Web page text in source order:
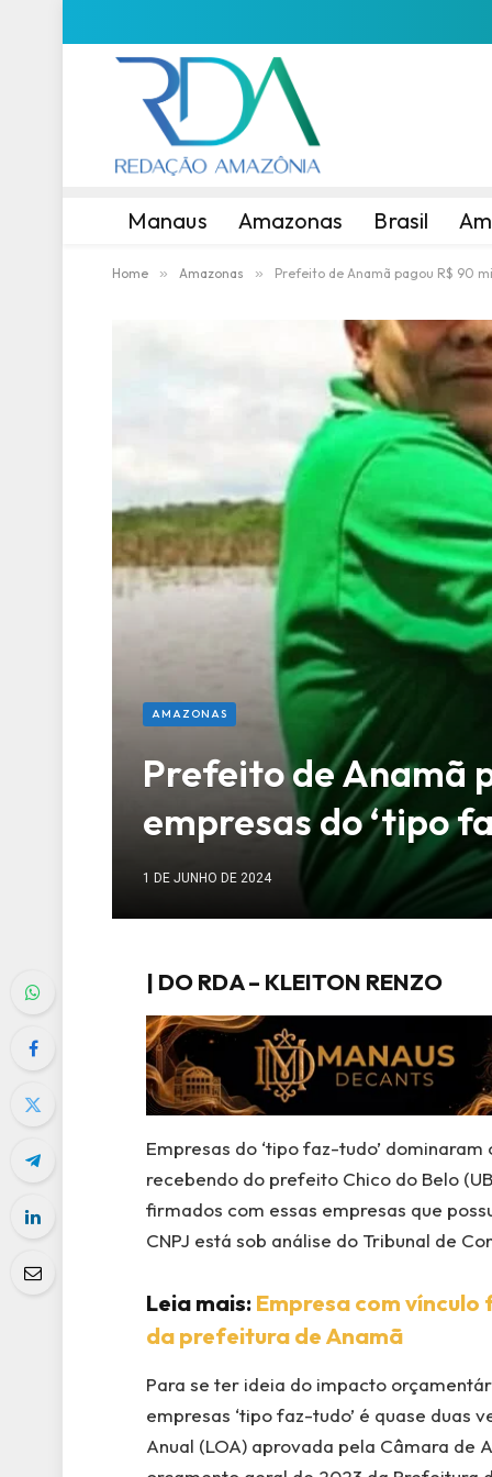
Manaus Amazonas Brasil
Home » Amazonas » Prefeito de Anamã pagou R$ 90
AMAZONAS
Prefeito de Anamã
empresas do ‘tipo
1 DE JUNHO DE 2024
| DO RDA – KLEITON RENZO
Empresas do ‘tipo faz-tudo’
recebendo do prefeito Chico do Belo
firmados com essas empresas que
CNPJ está sob análise do Tribunal de
Leia mais:Empresa com
da prefeitura de Anamã
Para se ter ideia do impacto
empresas ‘tipo faz-tudo’ é quase duas
Anual (LOA) aprovada pela Câmara de